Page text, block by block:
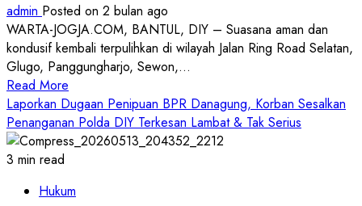
Hewan
Kurban
ke
Lembaga
Sosial
dan
Masyarakat
Se-
admin Posted on 2 bulan ago
WARTA-JOGJA.COM, BANTUL, DIY – Suasana aman dan
kondusif kembali terpulihkan di wilayah Jalan Ring Road Selatan,
Glugo, Panggungharjo, Sewon,...
Read More
more
about
Mediasi
Keributan
Laporkan Dugaan Penipuan BPR Danagung, Korban Sesalkan
Penanganan Polda DIY Terkesan Lambat & Tak Serius
3 min read
Hukum